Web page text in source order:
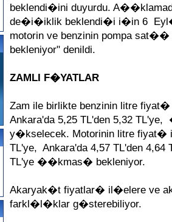
beklendi�ini duyurdu.
de�i�iklik beklendi�i i�in 6
motorin ve benzinin pompa
bekleniyor" denildi.
ZAMLI F�YATLAR
Zam ile birlikte benzinin litre
Ankara'da 5,25 TL'den 5,32
y�kselecek. Motorinin litre fiyat�
TL'ye, Ankara'da 4,57 TL'den
TL'ye ��kmas� bekleniyor.
Akaryak�t fiyatlar� il�elere ve
farkl�l�klar g�sterebiliyor.